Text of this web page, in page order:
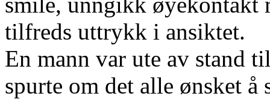
tilfreds uttrykk i ansiktet.
En mann var ute av stand
spurte om det alle ønsket